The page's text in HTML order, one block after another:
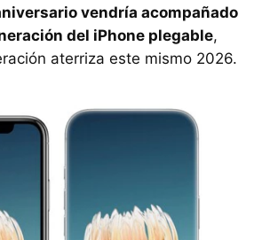
vendría acompañado
del iPhone plegable,
aterriza este mismo 2026.